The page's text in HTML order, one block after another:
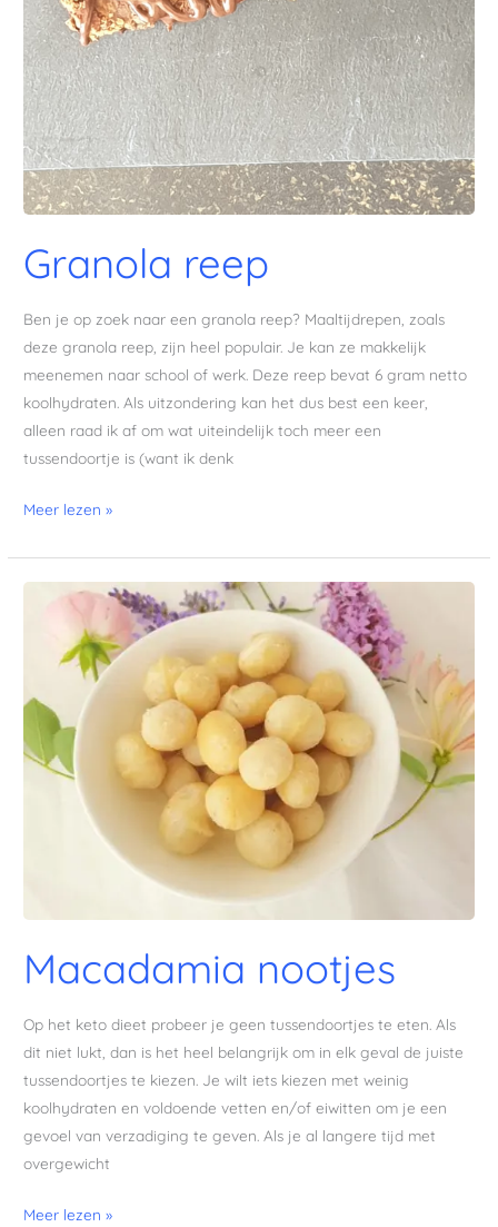
Granola reep
Ben je op zoek naar een granola reep? Maaltijdrepen, zoals
deze granola reep, zijn heel populair. Je kan ze makkelijk
meenemen naar school of werk. Deze reep bevat 6 gram netto
koolhydraten. Als uitzondering kan het dus best een keer,
alleen raad ik af om wat uiteindelijk toch meer een
tussendoortje is (want ik denk
Meer lezen »
Macadamia nootjes
Op het keto dieet probeer je geen tussendoortjes te eten. Als
dit niet lukt, dan is het heel belangrijk om in elk geval de juiste
tussendoortjes te kiezen. Je wilt iets kiezen met weinig
koolhydraten en voldoende vetten en/of eiwitten om je een
gevoel van verzadiging te geven. Als je al langere tijd met
overgewicht
Macadamia
Meer lezen »